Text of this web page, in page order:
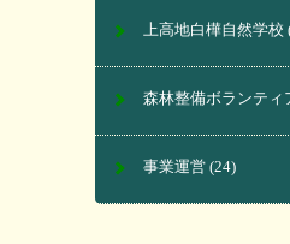
上高地白樺自然学校
森林整備ボランティ
事業運営 (24)